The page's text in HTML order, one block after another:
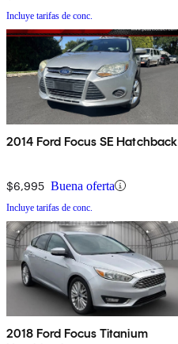
Incluye tarifas de conc.
2014 Ford Focus SE Hatchback
$6,995 Buena oferta
Incluye tarifas de conc.
2018 Ford Focus Titanium